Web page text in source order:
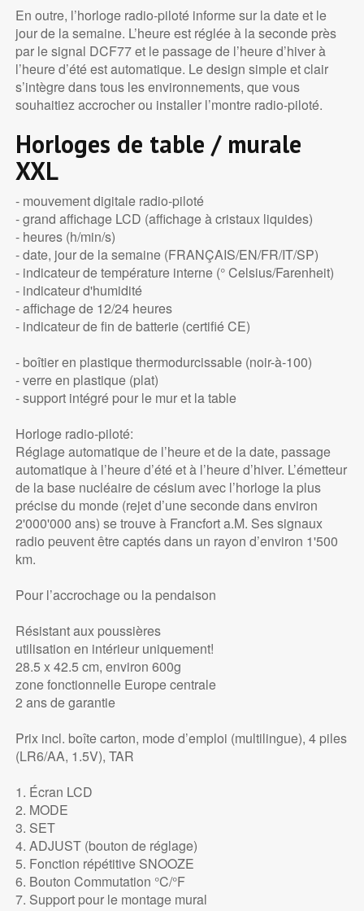
En outre, l’horloge radio-piloté informe sur la date et le
jour de la semaine. L’heure est réglée à la seconde près
par le signal DCF77 et le passage de l’heure d’hiver à
l’heure d’été est automatique. Le design simple et clair
s’intègre dans tous les environnements, que vous
souhaitiez accrocher ou installer l’montre radio-piloté.
Horloges de table / murale
XXL
- mouvement digitale radio-piloté
- grand affichage LCD (affichage à cristaux liquides)
- heures (h/min/s)
- date, jour de la semaine (FRANÇAIS/EN/FR/IT/SP)
- indicateur de température interne (° Celsius/Farenheit)
- indicateur d'humidité
- affichage de 12/24 heures
- indicateur de fin de batterie (certifié CE)
- boîtier en plastique thermodurcissable (noir-à-100)
- verre en plastique (plat)
- support intégré pour le mur et la table
Horloge radio-piloté:
Réglage automatique de l’heure et de la date, passage
automatique à l’heure d’été et à l’heure d’hiver. L’émetteur
de la base nucléaire de césium avec l’horloge la plus
précise du monde (rejet d’une seconde dans environ
2'000'000 ans) se trouve à Francfort a.M. Ses signaux
radio peuvent être captés dans un rayon d’environ 1'500
km.
Pour l’accrochage ou la pendaison
Résistant aux poussières
utilisation en intérieur uniquement!
28.5 x 42.5 cm, environ 600g
zone fonctionnelle Europe centrale
2 ans de garantie
Prix incl. boîte carton, mode d’emploi (multilingue), 4 piles
(LR6/AA, 1.5V), TAR
1. Écran LCD
2. MODE
3. SET
4. ADJUST (bouton de réglage)
5. Fonction répétitive SNOOZE
6. Bouton Commutation °C/°F
7. Support pour le montage mural